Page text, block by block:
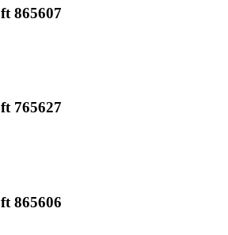
865607
765627
865606